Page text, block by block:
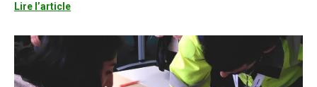
Lire l’article